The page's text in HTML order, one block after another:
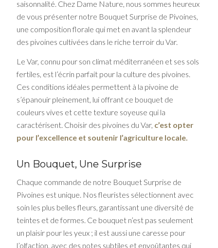
saisonnalité. Chez Dame Nature, nous sommes heureux
de vous présenter notre Bouquet Surprise de Pivoines,
une composition florale qui met en avant la splendeur
des pivoines cultivées dans le riche terroir du Var.
Le Var, connu pour son climat méditerranéen et ses sols
fertiles, est l’écrin parfait pour la culture des pivoines.
Ces conditions idéales permettent à la pivoine de
s’épanouir pleinement, lui offrant ce bouquet de
couleurs vives et cette texture soyeuse qui la
caractérisent. Choisir des pivoines du Var, c’est opter
pour l’excellence et soutenir l’agriculture locale.
Un Bouquet, Une Surprise
Chaque commande de notre Bouquet Surprise de
Pivoines est unique. Nos fleuristes sélectionnent avec
soin les plus belles fleurs, garantissant une diversité de
teintes et de formes. Ce bouquet n’est pas seulement
un plaisir pour les yeux ; il est aussi une caresse pour
l’olfaction, avec des notes subtiles et envoûtantes qui